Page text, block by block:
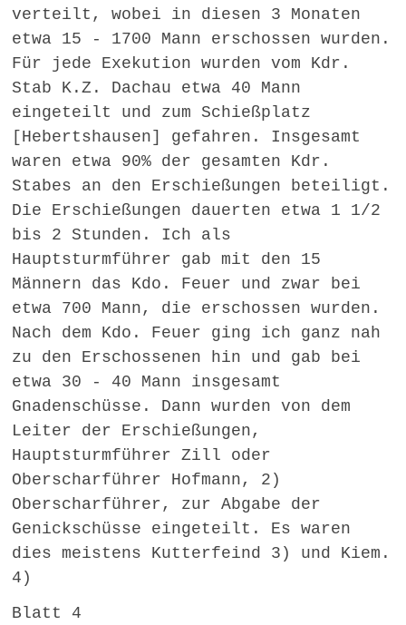
verteilt, wobei in diesen 3 Monaten
etwa 15 - 1700 Mann erschossen wurden.
Für jede Exekution wurden vom Kdr.
Stab K.Z. Dachau etwa 40 Mann
eingeteilt und zum Schießplatz
[Hebertshausen] gefahren. Insgesamt
waren etwa 90% der gesamten Kdr.
Stabes an den Erschießungen beteiligt.
Die Erschießungen dauerten etwa 1 1/2
bis 2 Stunden. Ich als
Hauptsturmführer gab mit den 15
Männern das Kdo. Feuer und zwar bei
etwa 700 Mann, die erschossen wurden.
Nach dem Kdo. Feuer ging ich ganz nah
zu den Erschossenen hin und gab bei
etwa 30 - 40 Mann insgesamt
Gnadenschüsse. Dann wurden von dem
Leiter der Erschießungen,
Hauptsturmführer Zill oder
Oberscharführer Hofmann, 2)
Oberscharführer, zur Abgabe der
Genickschüsse eingeteilt. Es waren
dies meistens Kutterfeind 3) und Kiem.
4)
Blatt 4